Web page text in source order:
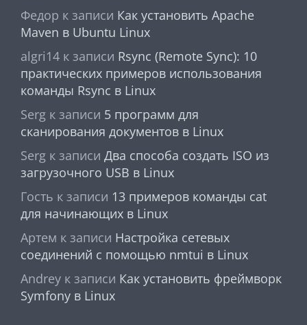
Федор к записи Как установить Apache
Maven в Ubuntu Linux
algri14 к записи Rsync (Remote Sync): 10
практических примеров использования
команды Rsync в Linux
Serg к записи 5 программ для
сканирования документов в Linux
Serg к записи Два способа создать ISO из
загрузочного USB в Linux
Гость к записи 13 примеров команды cat
для начинающих в Linux
Артем к записи Настройка сетевых
соединений с помощью nmtui в Linux
Andrey к записи Как установить фреймворк
Symfony в Linux